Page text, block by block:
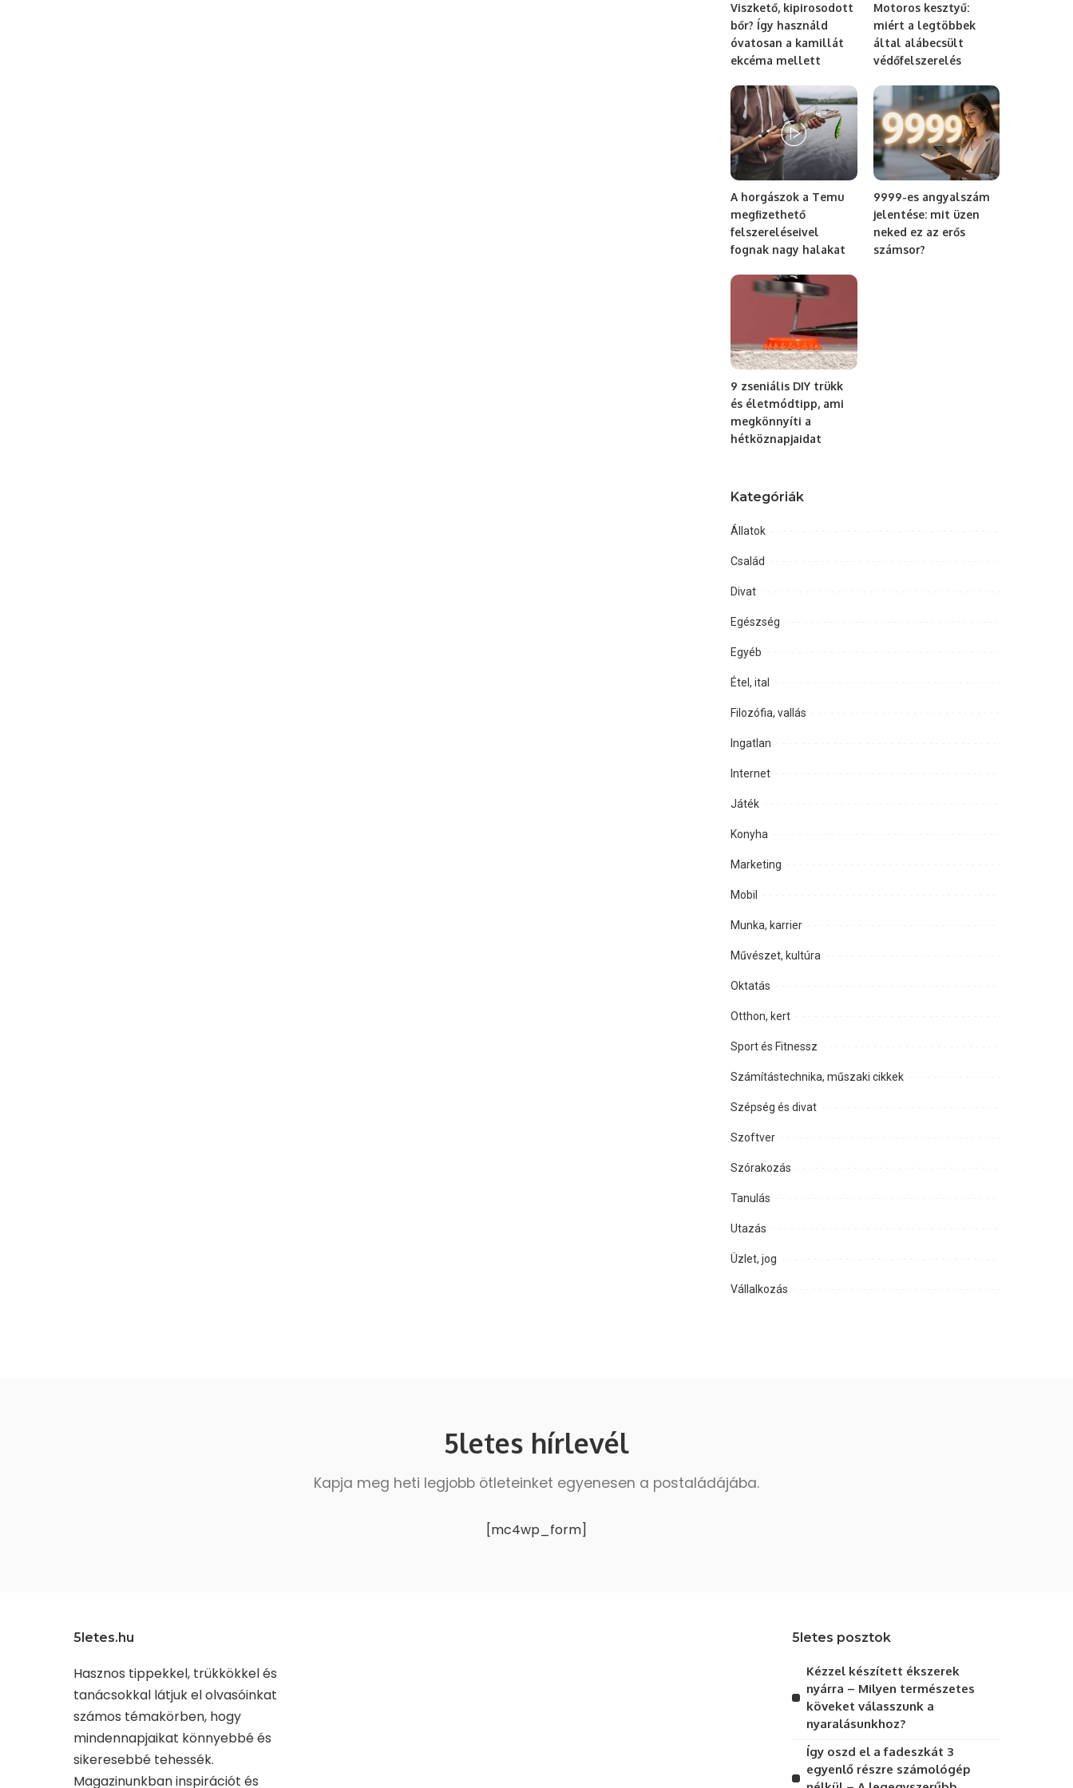
Viszkető, kipirosodott
bőr? Így használd
óvatosan a kamillát
ekcéma mellett
Motoros kesztyű:
miért a legtöbbek
által alábecsült
védőfelszerelés
A horgászok a Temu
megfizethető
felszereléseivel
fognak nagy halakat
9999-es angyalszám
jelentése: mit üzen
neked ez az erős
számsor?
9 zseniális DIY trükk
és életmódtipp, ami
megkönnyíti a
hétköznapjaidat
Kategóriák
Állatok
Család
Divat
Egészség
Egyéb
Étel, ital
Filozófia, vallás
Ingatlan
Internet
Játék
Konyha
Marketing
Mobil
Munka, karrier
Művészet, kultúra
Oktatás
Otthon, kert
Sport és Fitnessz
Számítástechnika, műszaki cikkek
Szépség és divat
Szoftver
Szórakozás
Tanulás
Utazás
Üzlet, jog
Vállalkozás
5letes hírlevél
Kapja meg heti legjobb ötleteinket egyenesen a postaládájába.
[mc4wp_form]
5letes.hu
Hasznos tippekkel, trükkökkel és
tanácsokkal látjuk el olvasóinkat
számos témakörben, hogy
mindennapjaikat könnyebbé és
sikeresebbé tehessék.
Magazinunkban inspirációt és
5letes posztok
Kézzel készített ékszerek
nyárra – Milyen természetes
köveket válasszunk a
nyaralásunkhoz?
Így oszd el a fadeszkát 3
egyenlő részre számológép